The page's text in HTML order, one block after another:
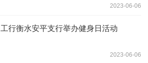
2023-06-06
工行衡水安平支行举办健身日活动
2023-06-06